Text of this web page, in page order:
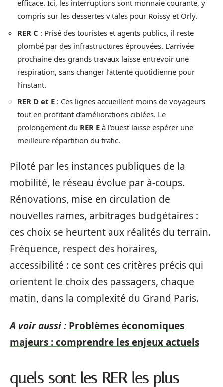
efficace. Ici, les interruptions sont monnaie courante, y
compris sur les dessertes vitales pour Roissy et Orly.
RER C : Prisé des touristes et agents publics, il reste
plombé par des infrastructures éprouvées. L’arrivée
prochaine des grands travaux laisse entrevoir une
respiration, sans changer l’attente quotidienne pour
l’instant.
RER D et E : Ces lignes accueillent moins de voyageurs
tout en profitant d’améliorations ciblées. Le
prolongement du RER E à l’ouest laisse espérer une
meilleure répartition du trafic.
Piloté par les instances publiques de la
mobilité, le réseau évolue par à-coups.
Rénovations, mise en circulation de
nouvelles rames, arbitrages budgétaires :
ces choix se heurtent aux réalités du terrain.
Fréquence, respect des horaires,
accessibilité : ce sont ces critères précis qui
orientent le choix des passagers, chaque
matin, dans la complexité du Grand Paris.
A voir aussi : Problèmes économiques
majeurs : comprendre les enjeux actuels
quels sont les RER les plus